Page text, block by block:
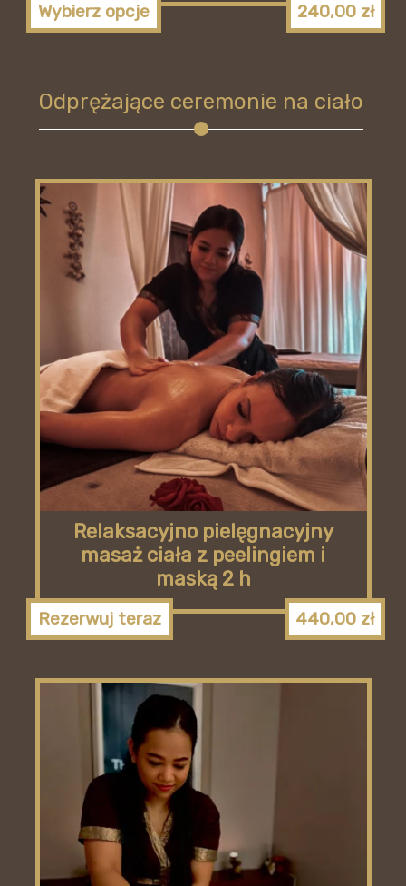
240,00 zł
Wybierz opcje
Odprężające ceremonie na ciało
Relaksacyjno pielęgnacyjny
masaż ciała z peelingiem i
maską 2 h
440,00 zł
Rezerwuj teraz